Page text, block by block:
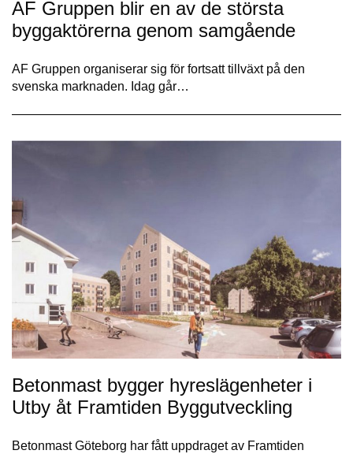
AF Gruppen blir en av de största
byggaktörerna genom samgående
AF Gruppen organiserar sig för fortsatt tillväxt på den
svenska marknaden. Idag går…
Betonmast bygger hyreslägenheter i
Utby åt Framtiden Byggutveckling
Betonmast Göteborg har fått uppdraget av Framtiden